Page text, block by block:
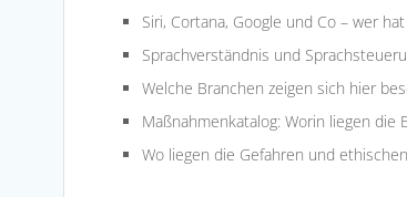
Siri, Cortana, Google und Co – wer
Sprachverständnis und
Welche Branchen zeigen sich hier
Maßnahmenkatalog: Worin liegen die
Wo liegen die Gefahren und